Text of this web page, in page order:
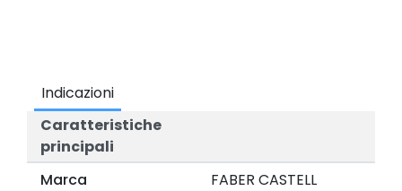
Indicazioni
Caratteristiche
principali
Marca
FABER CASTELL